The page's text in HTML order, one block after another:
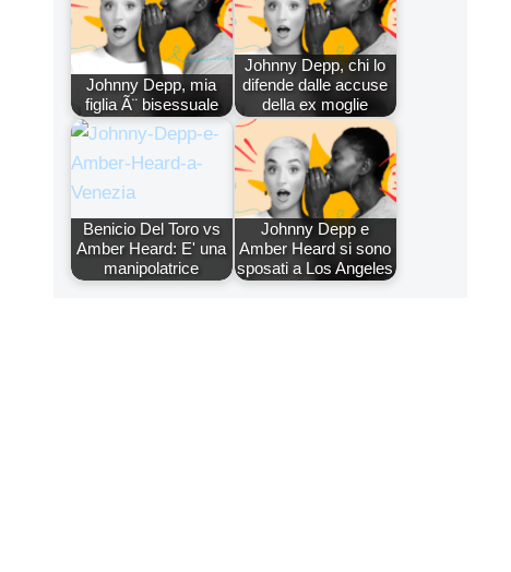
Johnny Depp, mia
figlia Ã¨ bisessuale
Johnny Depp, chi lo
difende dalle accuse
della ex moglie
Benicio Del Toro vs
Amber Heard: E' una
manipolatrice
Johnny Depp e
Amber Heard si sono
sposati a Los Angeles